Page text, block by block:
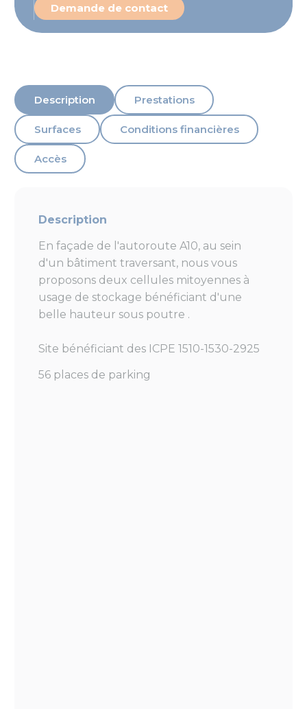
Demande de contact
Description Prestations
Surfaces Conditions financières
Accès
Description
En façade de l'autoroute A10, au sein
d'un bâtiment traversant, nous vous
proposons deux cellules mitoyennes à
usage de stockage bénéficiant d'une
belle hauteur sous poutre .
Site bénéficiant des ICPE 1510-1530-2925
56 places de parking